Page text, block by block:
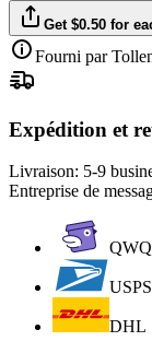
Get $0.50 for
Fourni par
Expédition et
Livraison: 5-9
Entreprise de
DHL